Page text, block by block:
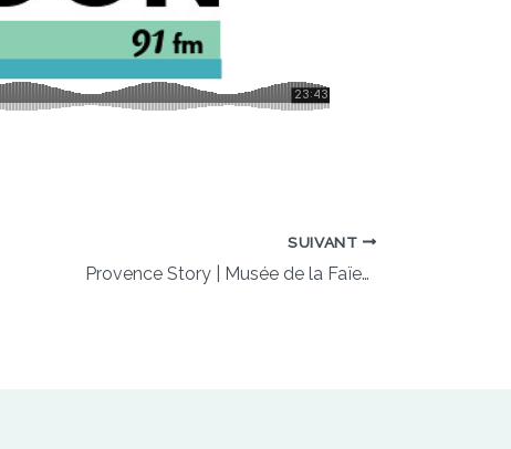
SUIVANT
Provence Story | Musée de la Faïence à Moustiers Sainte Marie